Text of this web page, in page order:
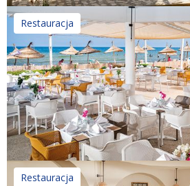
Restauracja
Restauracja